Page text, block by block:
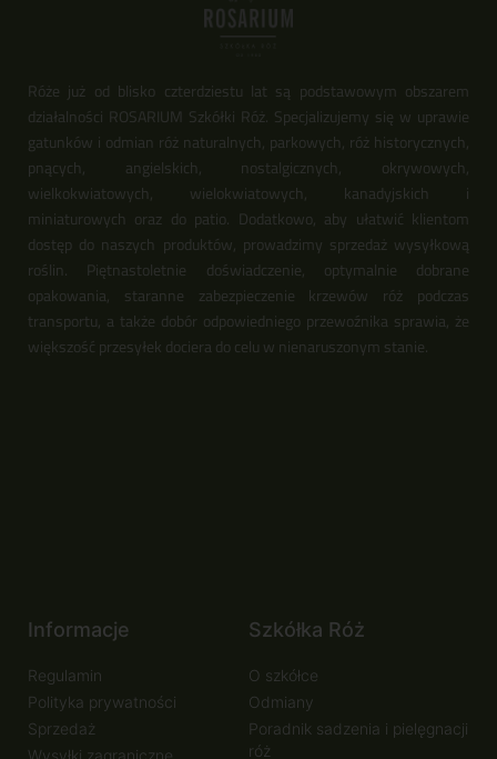
Róże już od blisko czterdziestu lat są podstawowym obszarem
działalności ROSARIUM Szkółki Róż. Specjalizujemy się w uprawie
gatunków i odmian róż naturalnych, parkowych, róż historycznych,
pnących, angielskich, nostalgicznych, okrywowych,
wielkokwiatowych, wielokwiatowych, kanadyjskich i
miniaturowych oraz do patio. Dodatkowo, aby ułatwić klientom
dostęp do naszych produktów, prowadzimy sprzedaż wysyłkową
roślin. Piętnastoletnie doświadczenie, optymalnie dobrane
opakowania, staranne zabezpieczenie krzewów róż podczas
transportu, a także dobór odpowiedniego przewoźnika sprawia, że
większość przesyłek dociera do celu w nienaruszonym stanie.
Informacje
Regulamin
Polityka prywatności
Sprzedaż
Szkółka Róż
O szkółce
Odmiany
Poradnik sadzenia i pielęgnacji
róż